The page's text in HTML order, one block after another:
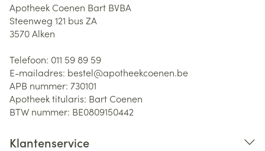
Apotheek Coenen Bart BVBA
Steenweg 121 bus ZA
3570Alken
Telefoon: 011 59 89 59
E-mailadres: bestel@apotheekcoenen.be
APB nummer: 730101
Apotheek titularis: Bart Coenen
BTW nummer: BE0809150442
Klantenservice